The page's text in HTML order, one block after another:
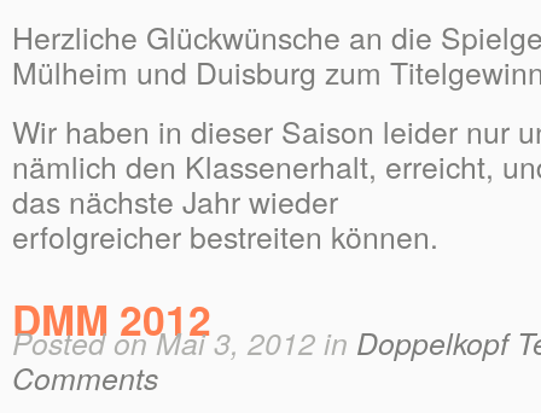
Herzliche Glückwünsche an die
Mülheim und Duisburg zum
Wir haben in dieser Saison leider nur
nämlich den Klassenerhalt, erreicht,
das nächste Jahr wieder
erfolgreicher bestreiten können.
DMM 2012
Posted on Mai 3, 2012 in Doppelkopf
Comments